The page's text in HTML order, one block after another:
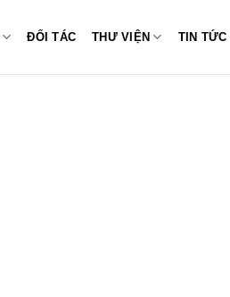
ĐỐI TÁC THƯ VIỆN TIN TỨC